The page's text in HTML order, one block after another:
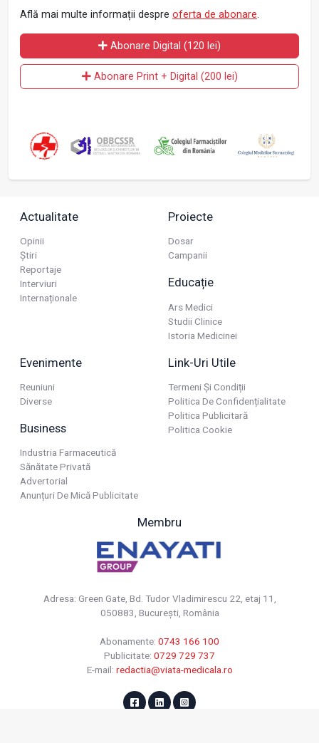
Află mai multe informații despre oferta de abonare.
Abonare Digital (120 lei)
Abonare Print + Digital (200 lei)
Actualitate
Opinii
Știri
Reportaje
Interviuri
Internaționale
Proiecte
Dosar
Campanii
Educație
Ars Medici
Studii Clinice
Istoria Medicinei
Evenimente
Reuniuni
Diverse
Business
Industria Farmaceutică
Sănătate Privată
Advertorial
Anunțuri De Mică Publicitate
Link-Uri Utile
Termeni Și Condiții
Politica De Confidențialitate
Politica Publicitară
Politica Cookie
Membru
Adresa: Green Gate, Bd. Tudor Vladimirescu 22, etaj 11,
050883, Bucureşti, România
Abonamente: 0743 166 100
Publicitate: 0729 729 737
E-mail: redactia@viata-medicala.ro